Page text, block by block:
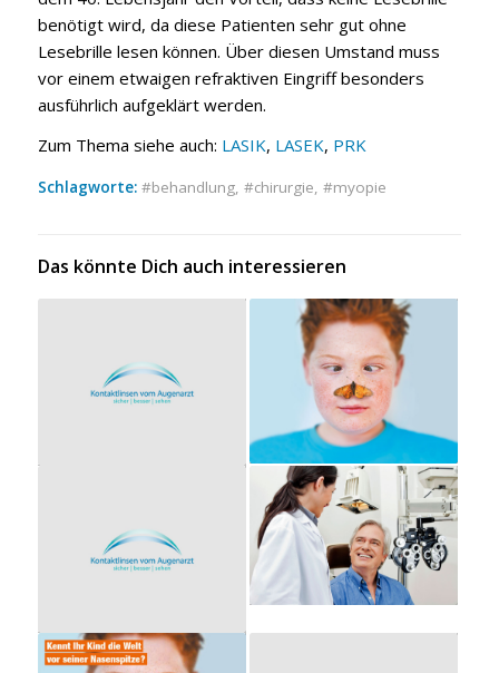
benötigt wird, da diese Patienten sehr gut ohne
Lesebrille lesen können. Über diesen Umstand muss
vor einem etwaigen refraktiven Eingriff besonders
ausführlich aufgeklärt werden.
Zum Thema siehe auch: LASIK, LASEK, PRK
Schlagworte: behandlung, chi­r­ur­gie, myopie
Das könnte Dich auch interessieren